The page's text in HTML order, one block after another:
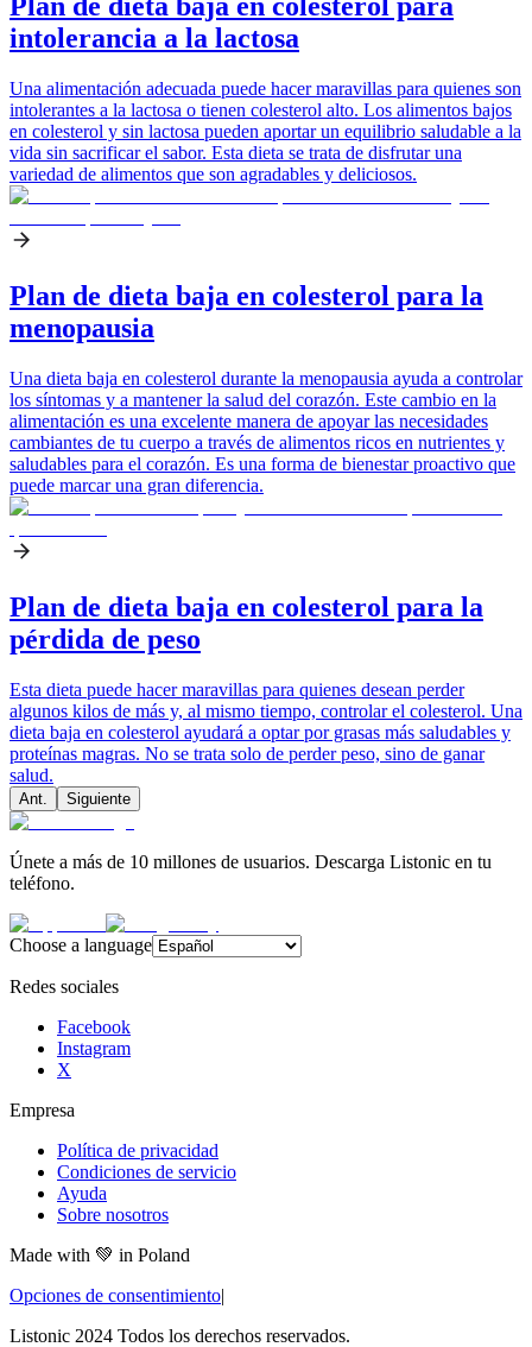
intolerancia a la lactosa
Una alimentación adecuada puede hacer maravillas para quienes son
intolerantes a la lactosa o tienen colesterol alto. Los alimentos bajos
en colesterol y sin lactosa pueden aportar un equilibrio saludable a la
vida sin sacrificar el sabor. Esta dieta se trata de disfrutar una
variedad de alimentos que son agradables y deliciosos.
Plan de dieta baja en colesterol para la
menopausia
Una dieta baja en colesterol durante la menopausia ayuda a controlar
los síntomas y a mantener la salud del corazón. Este cambio en la
alimentación es una excelente manera de apoyar las necesidades
cambiantes de tu cuerpo a través de alimentos ricos en nutrientes y
saludables para el corazón. Es una forma de bienestar proactivo que
puede marcar una gran diferencia.
Plan de dieta baja en colesterol para la
pérdida de peso
Esta dieta puede hacer maravillas para quienes desean perder
algunos kilos de más y, al mismo tiempo, controlar el colesterol. Una
dieta baja en colesterol ayudará a optar por grasas más saludables y
proteínas magras. No se trata solo de perder peso, sino de ganar
salud.
Ant. Siguiente
Únete a más de 10 millones de usuarios. Descarga Listonic en tu
teléfono.
Choose a language
Redes sociales
Facebook
Instagram
X
Empresa
Política de privacidad
Condiciones de servicio
Ayuda
Sobre nosotros
Made with 💚 in Poland
Opciones de consentimiento|
Listonic 2024 Todos los derechos reservados.